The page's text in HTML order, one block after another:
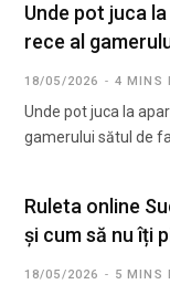
Unde pot juca
rece al
18/05/2026 4 MINS
Unde pot juca la
gamerului sătul de
Ruleta online
și cum să nu îți
18/05/2026 5 MINS